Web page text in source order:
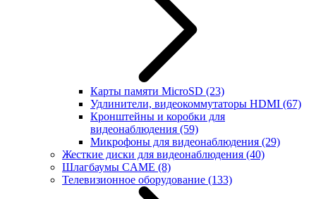
Карты памяти MicroSD (23)
Удлинители, видеокоммутаторы HDMI (67)
Кронштейны и коробки для
видеонаблюдения (59)
Микрофоны для видеонаблюдения (29)
Жесткие диски для видеонаблюдения (40)
Шлагбаумы CAME (8)
Телевизионное оборудование (133)